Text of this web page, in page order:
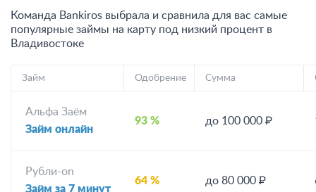
Команда Bankiros выбрала и сравнила для вас самые
популярные займы на карту под низкий процент в
Владивостоке
Займ Одобрение Сумма
Альфа Заём
Займ онлайн
93 % до 100 000 ₽
Рубли-on
Займ за 7 минут
64 % до 80 000 ₽